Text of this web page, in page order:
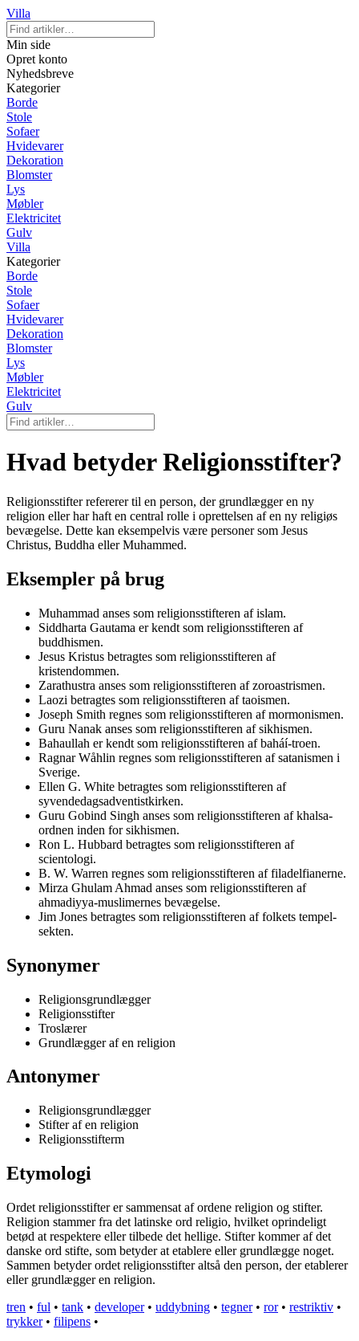
Villa
Min side
Opret konto
Nyhedsbreve
Kategorier
Borde
Stole
Sofaer
Hvidevarer
Dekoration
Blomster
Lys
Møbler
Elektricitet
Gulv
Villa
Kategorier
Borde
Stole
Sofaer
Hvidevarer
Dekoration
Blomster
Lys
Møbler
Elektricitet
Gulv
Hvad betyder Religionsstifter?
Religionsstifter refererer til en person, der grundlægger en ny
religion eller har haft en central rolle i oprettelsen af en ny religiøs
bevægelse. Dette kan eksempelvis være personer som Jesus
Christus, Buddha eller Muhammed.
Eksempler på brug
Muhammad anses som religionsstifteren af islam.
Siddharta Gautama er kendt som religionsstifteren af
buddhismen.
Jesus Kristus betragtes som religionsstifteren af
kristendommen.
Zarathustra anses som religionsstifteren af zoroastrismen.
Laozi betragtes som religionsstifteren af taoismen.
Joseph Smith regnes som religionsstifteren af mormonismen.
Guru Nanak anses som religionsstifteren af sikhismen.
Bahaullah er kendt som religionsstifteren af baháí-troen.
Ragnar Wåhlin regnes som religionsstifteren af satanismen i
Sverige.
Ellen G. White betragtes som religionsstifteren af
syvendedagsadventistkirken.
Guru Gobind Singh anses som religionsstifteren af khalsa-
ordnen inden for sikhismen.
Ron L. Hubbard betragtes som religionsstifteren af
scientologi.
B. W. Warren regnes som religionsstifteren af filadelfianerne.
Mirza Ghulam Ahmad anses som religionsstifteren af
ahmadiyya-muslimernes bevægelse.
Jim Jones betragtes som religionsstifteren af folkets tempel-
sekten.
Synonymer
Religionsgrundlægger
Religionsstifter
Troslærer
Grundlægger af en religion
Antonymer
Religionsgrundlægger
Stifter af en religion
Religionsstifterm
Etymologi
Ordet religionsstifter er sammensat af ordene religion og stifter.
Religion stammer fra det latinske ord religio, hvilket oprindeligt
betød at respektere eller tilbede det hellige. Stifter kommer af det
danske ord stifte, som betyder at etablere eller grundlægge noget.
Sammen betyder ordet religionsstifter altså den person, der etablerer
eller grundlægger en religion.
tren • ful • tank • developer• uddybning • tegner• ror• restriktiv •
trykker• filipens •